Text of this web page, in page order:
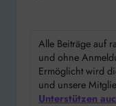
Alle Beiträge auf
und ohne
Ermöglicht wird
und unsere
Unterstützen